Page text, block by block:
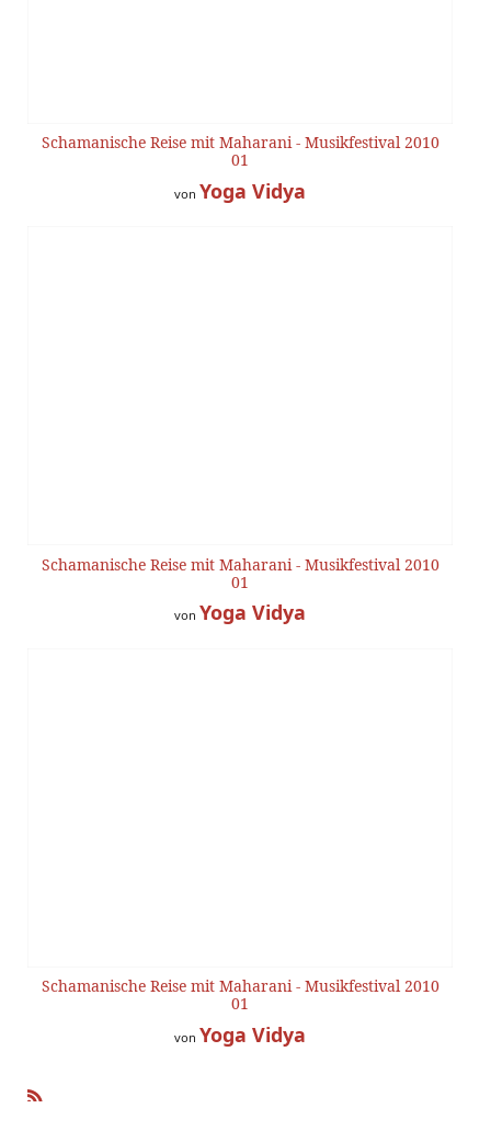
Schamanische Reise mit Maharani - Musikfestival 2010
01
von Yoga Vidya
Schamanische Reise mit Maharani - Musikfestival 2010
01
von Yoga Vidya
Schamanische Reise mit Maharani - Musikfestival 2010
01
von Yoga Vidya